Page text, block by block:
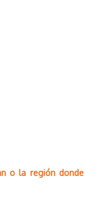
o la región donde